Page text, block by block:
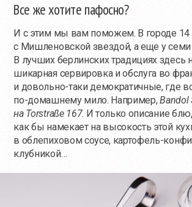
Все же хотите пафосно?
И с этим мы вам поможем. В городе 14
с Мишленовской звездой, а еще у
В лучших берлинских традициях здесь
шикарная сервировка и обслуга во
и довольно-таки демократичные, где
по-домашнемумило. Например,Bandol
на Torstraße 167. И только описание
как бы намекает на высокость этой
в облепиховом соусе, картофель-
клубникой…